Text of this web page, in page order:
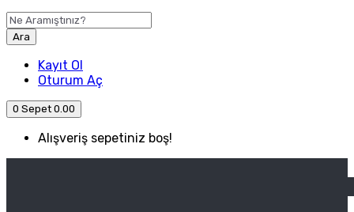
Ara
Kayıt Ol
Oturum Aç
0 Sepet 0.00
Alışveriş sepetiniz boş!